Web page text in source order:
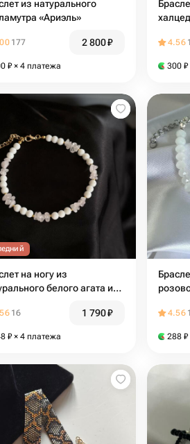
из натурального
«Ариэль»
177 2 800₽
₽ × 4 платежа
4.56
300 ₽
на ногу из
белого агата и
16 1 790₽
₽ × 4 платежа
4.56
288 ₽